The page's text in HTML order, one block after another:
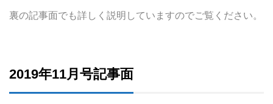
裏の記事面でも詳しく説明していますのでご覧ください。
2019年11月号記事面